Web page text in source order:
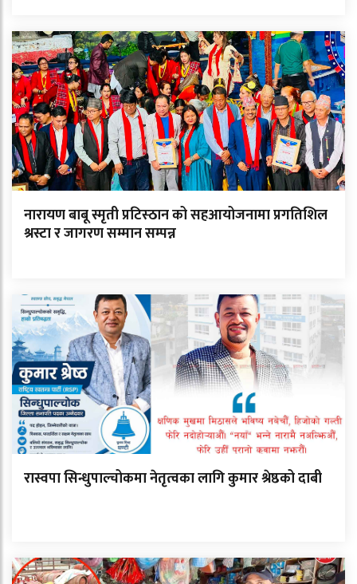
नारायण बाबू स्मृती प्रटिस्ठान को सहआयोजनामा प्रगतिशिल
श्रस्टा र जागरण सम्मान सम्पन्न
रास्वपा सिन्धुपाल्चोकमा नेतृत्वका लागि कुमार श्रेष्ठको दाबी